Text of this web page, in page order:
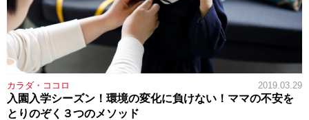
カラダ・ココロ 2019.03.29
入園入学シーズン！環境の変化に負けない！ママの不安を
とりのぞく３つのメソッド